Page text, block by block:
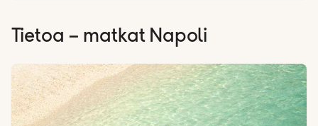
Tietoa – matkat Napoli